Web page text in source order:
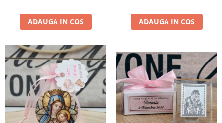
ADAUGA IN COS ADAUGA IN COS